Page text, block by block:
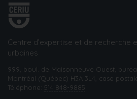
Centre d’expertise et de recherche
urbaines
999, boul. de Maisonneuve Ouest,
Montréal (Québec) H3A 3L4, case
Téléphone: 514 848-9885